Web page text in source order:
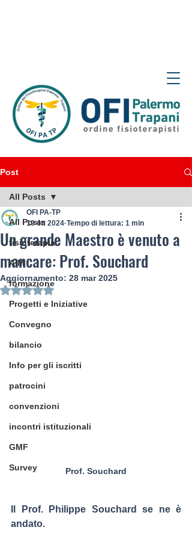
Post
All Posts
fisioterapia
AIM
formazione
Progetti e Iniziative
Convegno
bilancio
Info per gli iscritti
patrocini
convenzioni
incontri istituzionali
GMF
Survey
All Posts
Un grande Maestro è venuto a
mancare: Prof. Souchard
OFI PA-TP
19 ott 2024 Tempo di lettura: 1 min
Aggiornamento: 28 mar 2025
Valutazione NaN stelle su 5.
Prof. Souchard
Il Prof. Philippe Souchard se ne è
andato.